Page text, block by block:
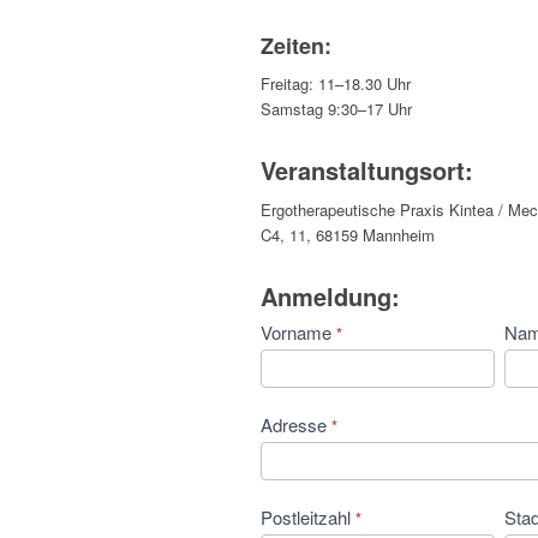
Zeiten:
Freitag: 11–18.30 Uhr
Samstag 9:30–17 Uhr
Veranstaltungsort:
Ergotherapeutische Praxis Kintea /
C4, 11, 68159 Mannheim
Anmeldung:
Vertiefung
Schattenthemen,
Mannheim
Vorname *
Adresse *
Postleitzahl *